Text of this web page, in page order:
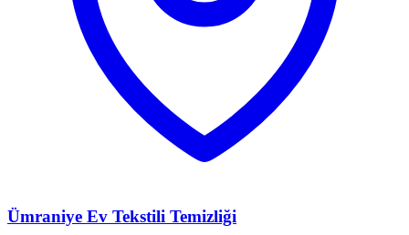
Ümraniye Ev Tekstili Temizliği